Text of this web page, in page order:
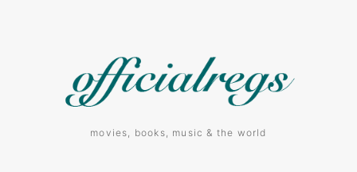
movies, books, music & the world